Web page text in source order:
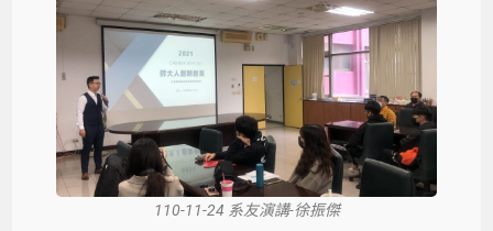
110-11-24 系友演講-徐振傑